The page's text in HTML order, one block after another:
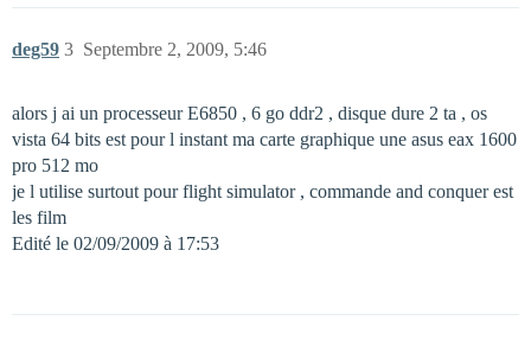
deg59 Septembre 2, 2009, 5:46
3
alors j ai un processeur E6850 , 6 go ddr2 , disque dure 2 ta , os
vista 64 bits est pour l instant ma carte graphique une asus eax 1600
pro 512 mo
je l utilise surtout pour flight simulator , commande and conquer est
les film
Edité le 02/09/2009 à 17:53